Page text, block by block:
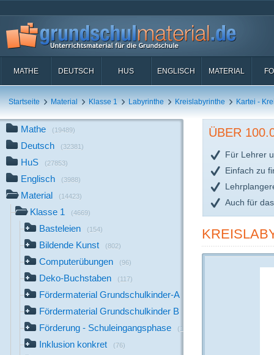
MATHE DEUTSCH HUS ENGLISCH MATERIAL
Startseite Material Klasse 1 Labyrinthe Kreislabyrinthe Kartei -
Mathe (19489)
Deutsch (32381)
HuS (27853)
Englisch (3988)
Material (14423)
Klasse 1 (4669)
Basteleien (154)
Bildende Kunst (802)
Computerübungen (96)
Deko-Buchstaben (117)
Fördermaterial Grundschulkinder-A
Fördermaterial Grundschulkinder B
Förderung - Schuleingangsphase (1142)
Inklusion konkret (76)
ÜBER
Für Lehrer
Einfach zu
Auch für